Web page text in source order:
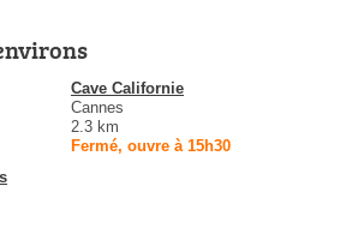
Cave Californie
Cannes
2.3 km
Fermé, ouvre à 15h30